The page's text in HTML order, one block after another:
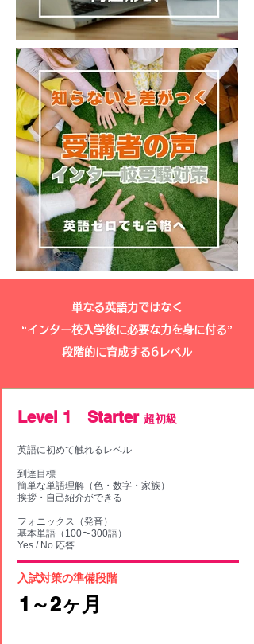
​単なる英語力ではなく
“インター校入学後に必要な力を身に付る”
段階的に育成する6レベル
​Level 1 Starter 超初級
英語に初めて触れるレベル
到達目標
簡単な単語理解（色・数字・家族）
挨拶・自己紹介ができる
フォニックス（発音）
基本単語（100〜300語）
Yes / No 応答
入試対策の準備段階
​1～2ヶ月